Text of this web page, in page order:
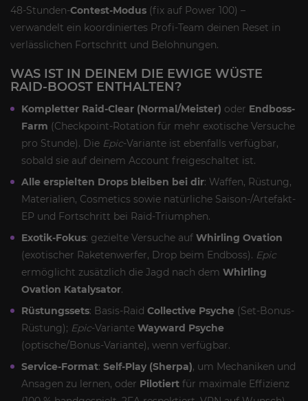
48-Stunden-Contest-Modus (fix auf Power 100) –
verwandelt ein koordiniertes Profi-Team deinen Reset in
verlässlichen Fortschritt und Belohnungen.
WAS IST IN DEINEM DIE EWIGE WÜSTE
RAID-BOOST ENTHALTEN?
Kompletter Raid-Clear (Normal/Meister) oder Endboss-
Farm (Checkpoint-Rotation für mehr exotische Versuche
pro Stunde). Die Epic-Variante ist ebenfalls verfügbar,
sobald sie auf deinem Account freigeschaltet ist.
Alle erspielten Drops bleiben bei dir: Waffen, Rüstung,
Materialien, Cosmetics sowie natürliche Saison-/Artefakt-
EP und Fortschritt bei Raid-Triumphen.
Exotik-Fokus: gezielte Versuche auf Whirling Ovation
(exotischer Raketenwerfer, Drop beim Endboss). Epic
ermöglicht zusätzlich die Jagd nach dem Whirling
Ovation Katalysator.
Rüstungssets: Basis-Raid Collective Psyche (Set-Bonus-
Rüstung); Epic-Variante Wayward Psyche
(optische/Bonus-Variante), wenn verfügbar.
Service-Format: Self-Play (Sherpa), um Mechaniken und
Ansagen zu lernen, oder Pilotiert für maximale Effizienz